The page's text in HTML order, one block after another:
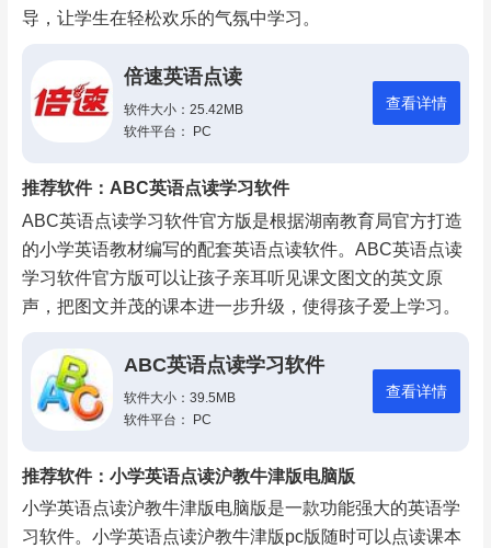
导，让学生在轻松欢乐的气氛中学习。
倍速英语点读
软件大小：25.42MB
软件平台： PC
查看详情
推荐软件：ABC英语点读学习软件
ABC英语点读学习软件官方版是根据湖南教育局官方打造
的小学英语教材编写的配套英语点读软件。ABC英语点读
学习软件官方版可以让孩子亲耳听见课文图文的英文原
声，把图文并茂的课本进一步升级，使得孩子爱上学习。
ABC英语点读学习软件
软件大小：39.5MB
软件平台： PC
查看详情
推荐软件：小学英语点读沪教牛津版电脑版
小学英语点读沪教牛津版电脑版是一款功能强大的英语学
习软件。小学英语点读沪教牛津版pc版随时可以点读课本